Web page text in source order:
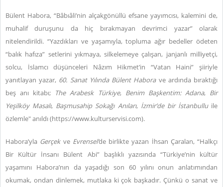
Bülent Habora, “Bâbıâli’nin alçakgönüllü efsane yayımcısı, kalemini de,
muhalif duruşunu da hiç bırakmayan devrimci yazar” olarak
nitelendirildi. “Yazdıkları ve yaşamıyla, topluma ağır bedeller ödeten
“balık hafıza” setlerini yıkmaya, silkelemeye çalışan, janjanlı milliyetçi,
solcu, İslamcı düşünceleri Nâzım Hikmet’in “Vatan Haini” şiiriyle
yanıtlayan yazar, 60. Sanat Yılında Bülent Haborave ardında bıraktığı
beş anı kitabı; The Arabesk Türkiye, Benim Başkentim: Adana, Bir
Yeşilköy Masalı, Başmusahip Sokağı Anıları,İzmir’de bir İstanbulluile
özlemle" anıldı (https://www.kulturservisi.com).
Habora’yla Gerçekve Evrensel’de birlikte yazan İhsan Çaralan, “Halkçı
Bir Kültür İnsanı Bülent Abi” başlıklı yazısında “Türkiye’nin kültür
yaşamını Habora’nın da yaşadığı son 60 yılını onun anlatımından
okumak, ondan dinlemek, mutlaka ki çok başkadır. Çünkü o sanat ve